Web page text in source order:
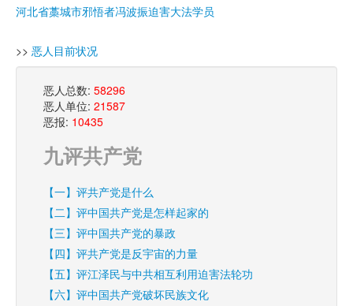
搜索
关于
河北省藁城市邪悟者冯波振迫害大法学员
>> 恶人目前状况
恶人总数: 58296
恶人单位: 21587
恶报: 10435
九评共产党
【一】评共产党是什么
【二】评中国共产党是怎样起家的
【三】评中国共产党的暴政
【四】评共产党是反宇宙的力量
【五】评江泽民与中共相互利用迫害法轮功
【六】评中国共产党破坏民族文化